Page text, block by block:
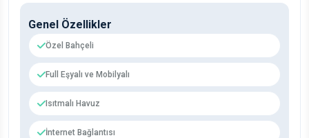
Genel Özellikler
Özel Bahçeli
Full Eşyalı ve Mobilyalı
Isıtmalı Havuz
İnternet Bağlantısı